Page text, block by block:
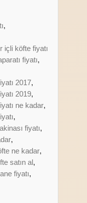
,
içli köfte fiyatı
fiyatı,
2017,
2019,
ne kadar,
,
fiyatı,
,
ne kadar,
satın al,
fiyatı,